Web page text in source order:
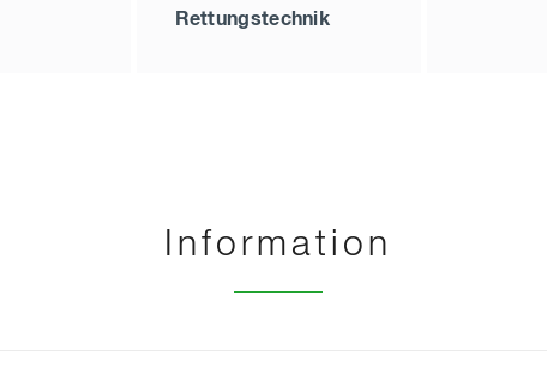
Rettungstechnik
Information